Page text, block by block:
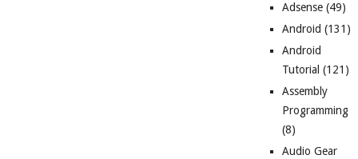
Adsense (49)
Android (131)
Android
Tutorial (121)
Assembly
Programming
(8)
Audio Gear